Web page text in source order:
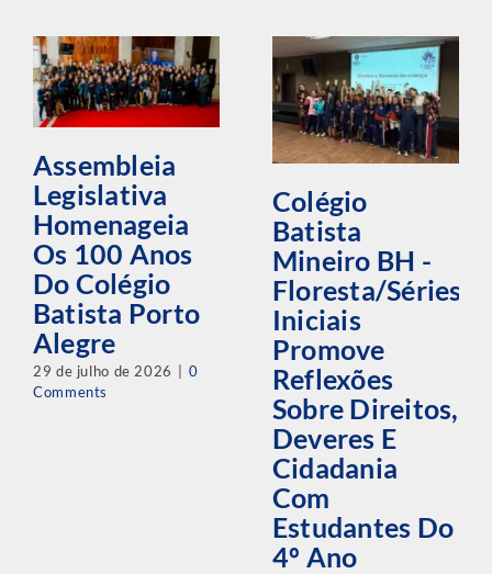
Assembleia
Legislativa
Homenageia
Os 100 Anos
Do Colégio
Batista Porto
Alegre
29 de julho de 2026
0
Comments
Colégio
Batista
Mineiro BH -
Floresta/Séries
Iniciais
Promove
Reflexões
Sobre Direitos,
Deveres E
Cidadania
Com
Estudantes Do
4º Ano